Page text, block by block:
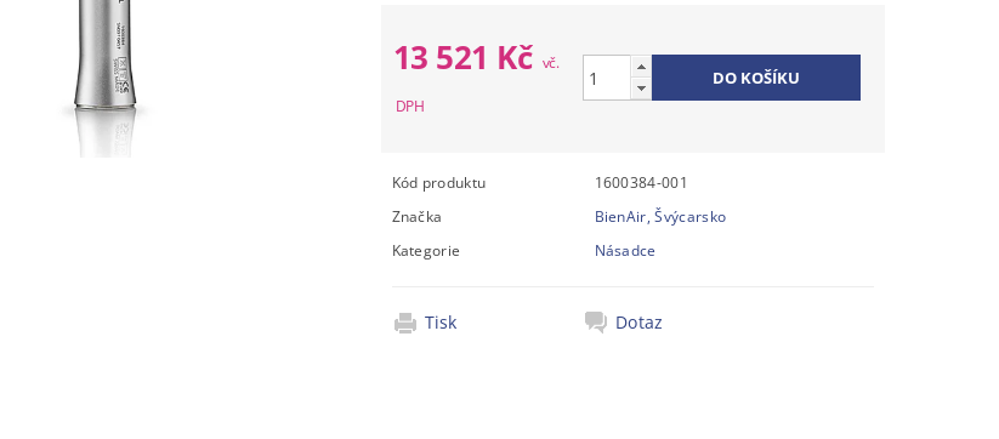
13 521 Kč
Kód produktu
1600384-001
Značka
BienAir, Švýcarsko
Kategorie
Násadce
Tisk Dotaz